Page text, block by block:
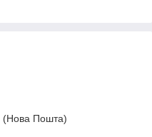
(Нова Пошта)